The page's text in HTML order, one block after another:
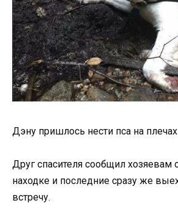
Дэну пришлось нести пса на плечах.
Друг спасителя сообщил хозяевам
находке и последние сразу же
встречу.